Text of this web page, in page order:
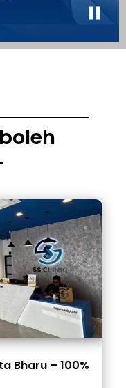
Bharu – 100%